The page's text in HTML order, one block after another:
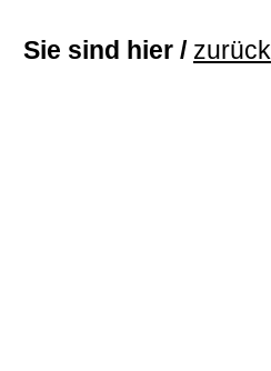
Sie sind hier / zurück